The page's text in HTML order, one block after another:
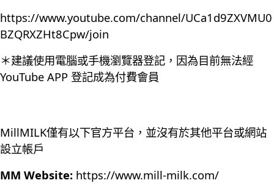
https://www.youtube.com/channel/UCa1d9ZXVMU0
BZQRXZHt8Cpw/join
＊建議使用電腦或手機瀏覽器登記，因為目前無法經
YouTube APP 登記成為付費會員
MillMILK僅有以下官方平台，並沒有於其他平台或網站
設立帳戶
MM Website: https://www.mill-milk.com/